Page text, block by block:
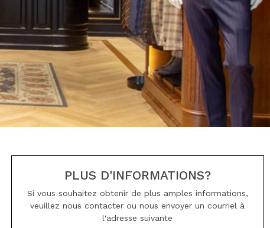
PLUS D'INFORMATIONS?
Si vous souhaitez obtenir de plus amples informations,
veuillez nous contacter ou nous envoyer un courriel à
l'adresse suivante